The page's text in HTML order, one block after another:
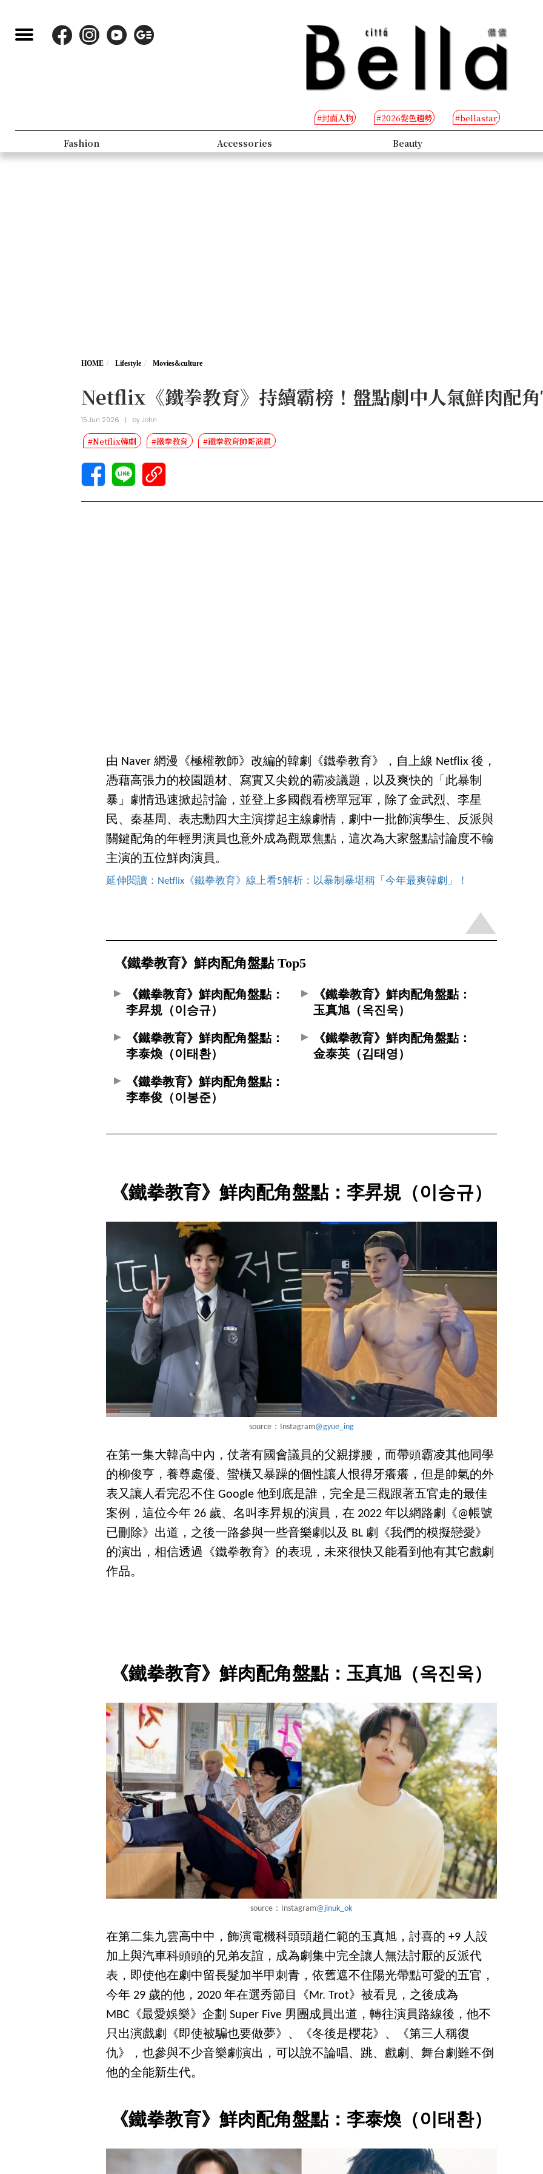
#封面人物 #2026髮色趨勢 #bellastar
Fashion Accessories Beauty
HOME Lifestyle Movies&culture
Netflix《鐵拳教育》持續霸榜！盤點劇中人氣鮮肉配
15 Jun 2026 | byJohn
#Netflix韓劇 #鐵拳教育 #鐵拳教育帥哥演員
由 Naver 網漫《極權教師》改編的韓劇《鐵拳教育》，自上線 Netflix 後，
憑藉高張力的校園題材、寫實又尖銳的霸凌議題，以及爽快的「此暴制
暴」劇情迅速掀起討論，並登上多國觀看榜單冠軍，除了金武烈、李星
民、秦基周、表志勳四大主演撐起主線劇情，劇中一批飾演學生、反派與
關鍵配角的年輕男演員也意外成為觀眾焦點，這次為大家盤點討論度不輸
主演的五位鮮肉演員。
延伸閱讀：Netflix《鐵拳教育》線上看5解析：以暴制暴堪稱「今年最爽韓劇」！
《鐵拳教育》鮮肉配角盤點 Top5
《鐵拳教育》鮮肉配角盤點：
李昇規（이승규）
《鐵拳教育》鮮肉配角盤點：
玉真旭（옥진욱）
《鐵拳教育》鮮肉配角盤點：
李泰煥（이태환）
《鐵拳教育》鮮肉配角盤點：
金泰英（김태영）
《鐵拳教育》鮮肉配角盤點：
李奉俊（이봉준）
《鐵拳教育》鮮肉配角盤點：李昇規（이승규）
source：Instagram@gyue_ing
在第一集大韓高中內，仗著有國會議員的父親撐腰，而帶頭霸凌其他同學
的柳俊亨，養尊處優、蠻橫又暴躁的個性讓人恨得牙癢癢，但是帥氣的外
表又讓人看完忍不住 Google 他到底是誰，完全是三觀跟著五官走的最佳
案例，這位今年 26 歲、名叫李昇規的演員，在 2022 年以網路劇《@帳號
已刪除》出道，之後一路參與一些音樂劇以及 BL 劇《我們的模擬戀愛》
的演出，相信透過《鐵拳教育》的表現，未來很快又能看到他有其它戲劇
作品。
《鐵拳教育》鮮肉配角盤點：玉真旭（옥진욱）
source：Instagram@jinuk_ok
在第二集九雲高中中，飾演電機科頭頭趙仁範的玉真旭，討喜的 +9 人設
加上與汽車科頭頭的兄弟友誼，成為劇集中完全讓人無法討厭的反派代
表，即使他在劇中留長髮加半甲刺青，依舊遮不住陽光帶點可愛的五官，
今年 29 歲的他，2020 年在選秀節目《Mr. Trot》被看見，之後成為
MBC《最愛娛樂》企劃 Super Five 男團成員出道，轉往演員路線後，他不
只出演戲劇《即使被騙也要做夢》、《冬後是櫻花》、《第三人稱復
仇》，也參與不少音樂劇演出，可以說不論唱、跳、戲劇、舞台劇難不倒
他的全能新生代。
《鐵拳教育》鮮肉配角盤點：李泰煥（이태환）